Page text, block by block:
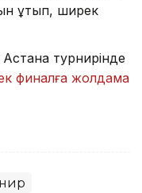
ұтып, ширек
турнирінде
финалға жолдама